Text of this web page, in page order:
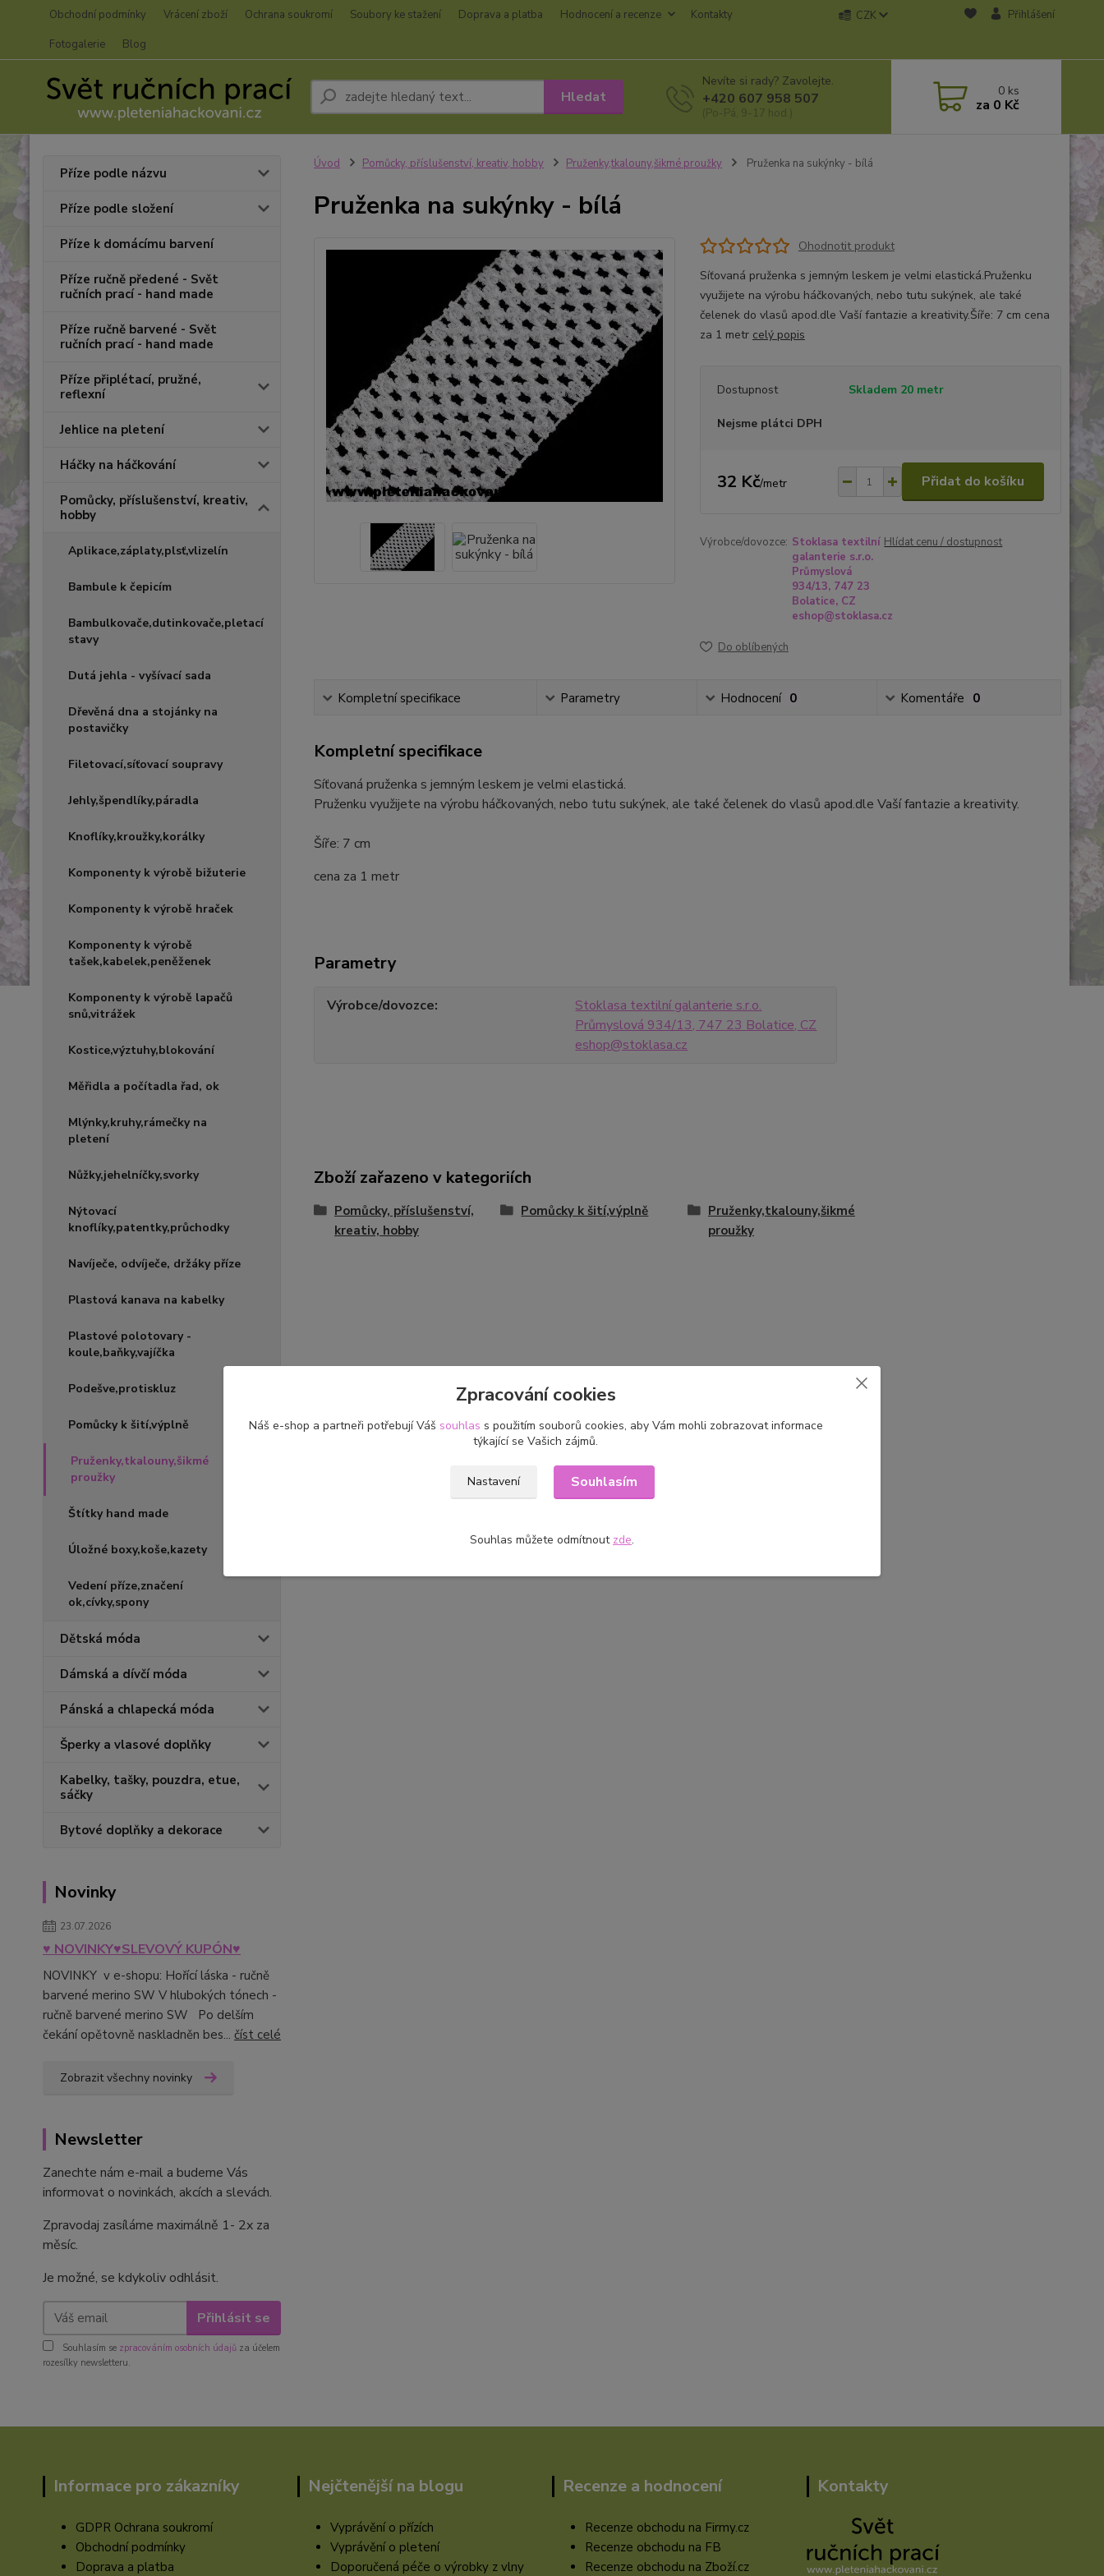
Obchodní podmínky Vrácení zboží Ochrana soukromí Soubory ke stažení Doprava a platba Hodnocení a recenze
Kontakty
Fotogalerie
Blog
CZK Přihlášení
Hledat
Nevíte si rady? Zavolejte.
+420 607 958 507
(Po-Pá, 9-17 hod.)
0 ks
za 0 Kč
Příze podle názvu
Příze podle složení
Příze k domácímu barvení
Příze ručně předené - Svět
ručních prací - hand made
Příze ručně barvené - Svět
ručních prací - hand made
Příze připlétací, pružné,
reflexní
Jehlice na pletení
Háčky na háčkování
Pomůcky, příslušenství, kreativ,
hobby
Aplikace,záplaty,plsť,vlizelín
Bambule k čepicím
Bambulkovače,dutinkovače,pletací
stavy
Dutá jehla - vyšívací sada
Dřevěná dna a stojánky na
postavičky
Filetovací,síťovací soupravy
Jehly,špendlíky,páradla
Knoflíky,kroužky,korálky
Komponenty k výrobě bižuterie
Komponenty k výrobě hraček
Komponenty k výrobě
tašek,kabelek,peněženek
Komponenty k výrobě lapačů
snů,vitrážek
Kostice,výztuhy,blokování
Měřidla a počítadla řad, ok
Mlýnky,kruhy,rámečky na
pletení
Nůžky,jehelníčky,svorky
Nýtovací
knoflíky,patentky,průchodky
Navíječe, odvíječe, držáky příze
Plastová kanava na kabelky
Plastové polotovary -
koule,baňky,vajíčka
Podešve,protiskluz
Pomůcky k šití,výplně
Pruženky,tkalouny,šikmé
proužky
Štítky hand made
Úložné boxy,koše,kazety
Vedení příze,značení
ok,cívky,spony
Dětská móda
Dámská a dívčí móda
Pánská a chlapecká móda
Šperky a vlasové doplňky
Kabelky, tašky, pouzdra, etue,
sáčky
Bytové doplňky a dekorace
Novinky
23.07.2026
♥ NOVINKY♥SLEVOVÝ KUPÓN♥
NOVINKY v e-shopu: Hořící láska - ručně
barvené merino SW V hlubokých tónech -
ručně barvené merino SW Po delším
čekání opětovně naskladněn bes... číst celé
Zobrazit všechny novinky
Newsletter
Zanechte nám e-mail a budeme Vás
informovat o novinkách, akcích a slevách.
Zpravodaj zasíláme maximálně 1- 2x za
měsíc.
Je možné, se kdykoliv odhlásit.
Přihlásit se
Souhlasím se zpracováním osobních údajů za účelem
rozesílky newsletteru.
Úvod Pomůcky, příslušenství, kreativ, hobby Pruženky,tkalouny,šikmé proužky Pruženka na sukýnky - bílá
Pruženka na sukýnky - bílá
Ohodnotit produkt
Síťovaná pruženka s jemným leskem je velmi elastická.Pruženku
využijete na výrobu háčkovaných, nebo tutu sukýnek, ale také
čelenek do vlasů apod.dle Vaší fantazie a kreativity.Šíře: 7 cm cena
za 1 metr celý popis
Dostupnost Skladem 20 metr
Nejsme plátci DPH
32 Kč/metr Přidat do košíku
Výrobce/dovozce: Stoklasa textilní
galanterie s.r.o.
Průmyslová
934/13, 747 23
Bolatice, CZ
eshop@stoklasa.cz
Hlídat cenu / dostupnost
Do oblíbených
Kompletní specifikace Parametry Hodnocení 0 Komentáře 0
Kompletní specifikace
Síťovaná pruženka s jemným leskem je velmi elastická.
Pruženku využijete na výrobu háčkovaných, nebo tutu sukýnek, ale také čelenek do vlasů apod.dle Vaší fantazie a kreativity.
Šíře: 7 cm
cena za 1 metr
Parametry
Výrobce/dovozce
Stoklasa textilní galanterie s.r.o.
Průmyslová 934/13, 747 23 Bolatice, CZ
eshop@stoklasa.cz
Zboží zařazeno v kategoriích
Pomůcky, příslušenství,
kreativ, hobby
Pomůcky k šití,výplně
Pruženky,tkalouny,šikmé
proužky
Informace pro zákazníky
GDPR Ochrana soukromí
Obchodní podmínky
Doprava a platba
Nejčtenější na blogu
Vyprávění o přízích
Vyprávění o pletení
Doporučená péče o výrobky z vlny
Recenze a hodnocení
Recenze obchodu na Firmy.cz
Recenze obchodu na FB
Recenze obchodu na Zboží.cz
Kontakty
Zpracování cookies
Náš e-shop a partneři potřebují Váš souhlas s použitím souborů cookies, aby Vám mohli zobrazovat informace
týkající se Vašich zájmů.
Nastavení Souhlasím
Souhlas můžete odmítnout zde.